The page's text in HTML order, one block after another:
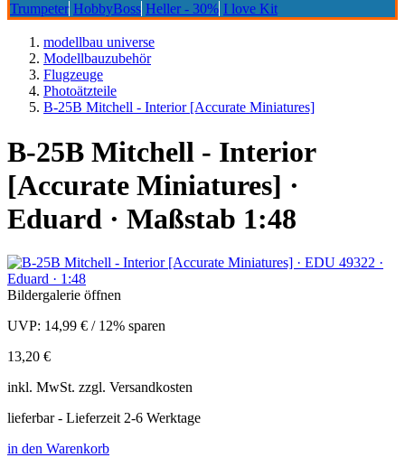
Trumpeter HobbyBoss Heller - 30% I love Kit
modellbau universe
Modellbauzubehör
Flugzeuge
Photoätzteile
B-25B Mitchell - Interior [Accurate Miniatures]
B-25B Mitchell - Interior
[Accurate Miniatures] ·
Eduard · Maßstab 1:48
Bildergalerie öffnen
UVP: 14,99 € / 12% sparen
13,20 €
inkl. MwSt. zzgl. Versandkosten
lieferbar - Lieferzeit 2-6 Werktage
in den Warenkorb